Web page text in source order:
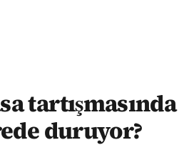
tartışmasında
duruyor?